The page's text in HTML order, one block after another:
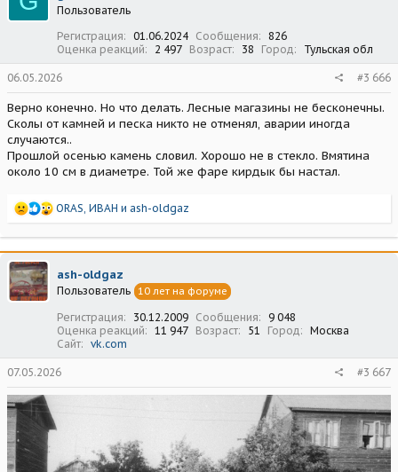
и
Пользователь
Регистрация
01.06.2024 Сообщения
826
Оценка реакций
2 497 Возраст 38 Город Тульская обл
06.05.2026 #3 666
Верно конечно. Но что делать. Лесные магазины не бесконечны.
Сколы от камней и песка никто не отменял, аварии иногда
случаются..
Прошлой осенью камень словил. Хорошо не в стекло. Вмятина
около 10 см в диаметре. Той же фаре кирдык бы настал.
Р
а
к
и
и
ORAS, ИВАН и ash-oldgaz
ash-oldgaz
Пользователь 10 лет на форуме
Регистрация 30.12.2009 Сообщения
9 048
Оценка реакций
11 947 Возраст 51 Город
Москва
Сайт
vk.com
07.05.2026 #3 667